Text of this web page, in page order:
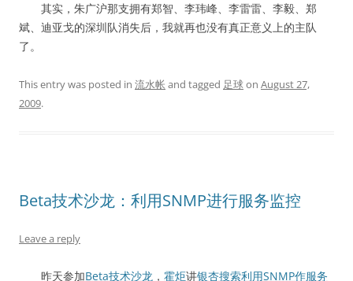
其实，朱广沪那支拥有郑智、李玮峰、李雷雷、李毅、郑
斌、迪亚戈的深圳队消失后，我就再也没有真正意义上的主队
了。
This entry was posted in 流水帐 and tagged 足球on August 27,
2009.
Beta技术沙龙：利用SNMP进行服务监控
Leave a reply
昨天参加Beta技术沙龙 ， 霍炬讲银杏搜索利用SNMP作服务